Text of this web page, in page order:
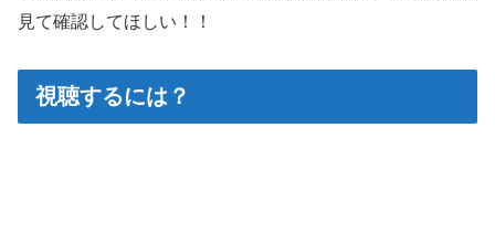
見て確認してほしい！！
視聴するには？